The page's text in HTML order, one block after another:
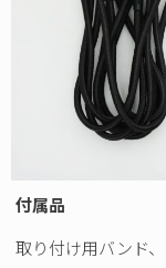
付属品
取り付け用バンド